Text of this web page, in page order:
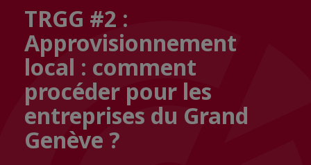
TRGG #2 :
Approvisionnement
local : comment
procéder pour les
entreprises du Grand
Genève ?